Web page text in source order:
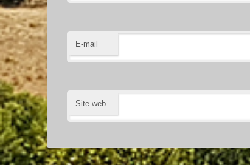
E-mail
Site web